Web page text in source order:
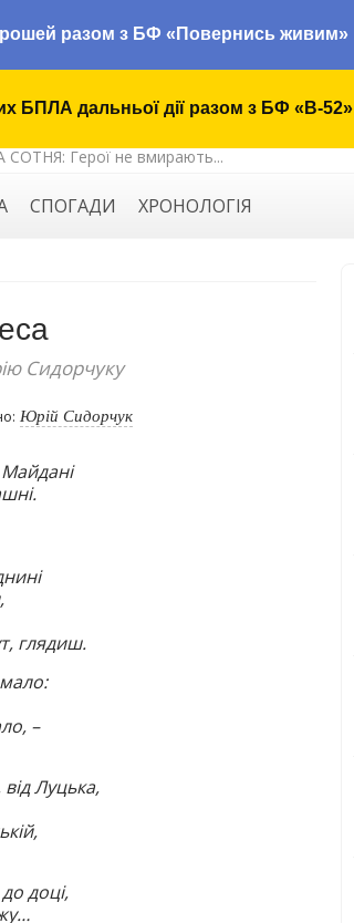
разом з БФ «Повернись живим»
БПЛА дальньої дії разом з БФ «В-52»
СПОГАДИ ХРОНОЛОГІЯ
Сидорчуку
Юрій Сидорчук
глядиш.
–
Луцька,
доці,